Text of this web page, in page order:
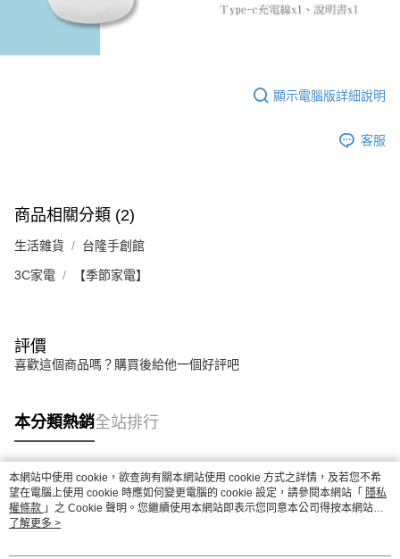
顯示電腦版詳細說明
客服
商品相關分類 (2)
生活雜貨 台隆手創館
3C家電 【季節家電】
評價
喜歡這個商品嗎？購買後給他一個好評吧
本分類熱銷全站排行
熱門標籤
本網站中使用 cookie，欲查詢有關本網站使用 cookie 方式之詳情，及若您不希
望在電腦上使用 cookie 時應如何變更電腦的 cookie 設定，請參閱本網站「 隱私
權條款 」之 Cookie 聲明。您繼續使用本網站即表示您同意本公司得按本網站使
用條款之 Cookie 聲明使用 cookie。
了解更多 >